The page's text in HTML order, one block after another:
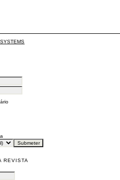
REVISTA